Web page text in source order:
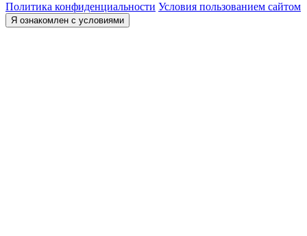
Политика конфиденциальности Условия пользованием сайтом
Я ознакомлен с условиями